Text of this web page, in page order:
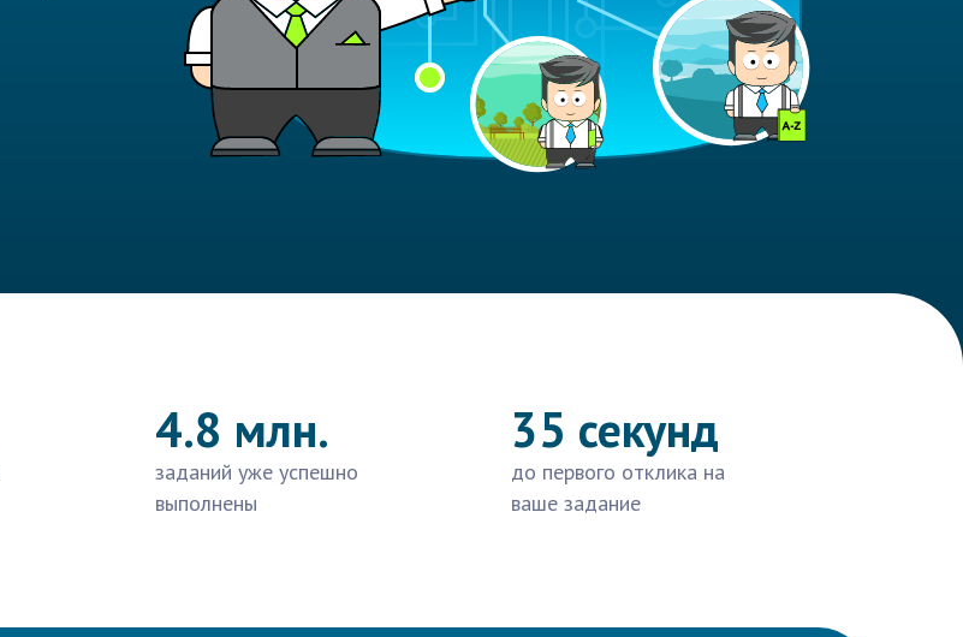
4.8 млн.
заданий уже успешно
выполнены
35 секунд
до первого отклика на
ваше задание